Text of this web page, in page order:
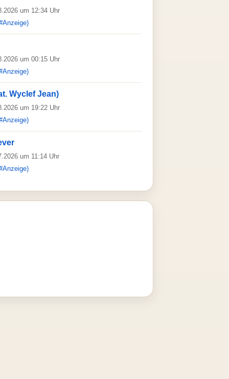
um 12:34 Uhr
um 00:15 Uhr
Wyclef Jean)
um 19:22 Uhr
um 11:14 Uhr